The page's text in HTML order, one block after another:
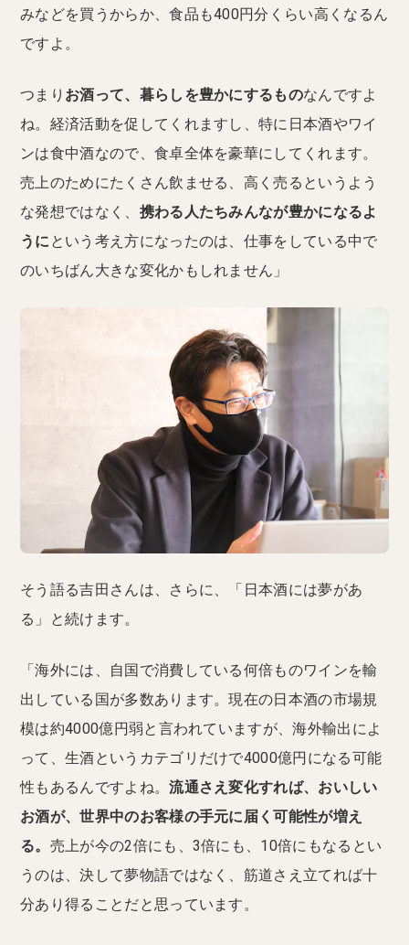
みなどを買うからか、食品も400円分くらい高くなるん
ですよ。
つまり お酒って、暮らしを豊かにするものなんですよ
ね。経済活動を促してくれますし、特に日本酒やワイ
ンは食中酒なので、食卓全体を豪華にしてくれます。
売上のためにたくさん飲ませる、高く売るというよう
な発想ではなく、 携わる人たちみんなが豊かになるよ
うに という考え方になったのは、仕事をしている中で
のいちばん大きな変化かもしれません」
そう語る吉田さんは、さらに、「日本酒には夢があ
る」と続けます。
「海外には、自国で消費している何倍ものワインを輸
出している国が多数あります。現在の日本酒の市場規
模は約4000億円弱と言われていますが、海外輸出によ
って、生酒というカテゴリだけで4000億円になる可能
性もあるんですよね。流通さえ変化すれば、おいしい
お酒が、世界中のお客様の手元に届く可能性が増え
る。 売上が今の2倍にも、3倍にも、10倍にもなるとい
うのは、決して夢物語ではなく、筋道さえ立てれば十
分あり得ることだと思っています。